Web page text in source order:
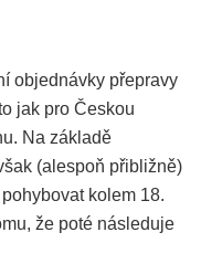
objednávky přepravy
jak pro Českou
Na základě
(alespoň přibližně)
kolem 18.
že poté následuje